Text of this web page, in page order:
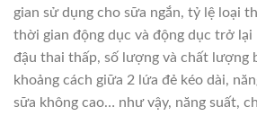
gian sử dụng cho sữa ngắn, tỷ lệ loại
thời gian động dục và động dục trở lại
đậu thai thấp, số lượng và chất lượng
khoảng cách giữa 2 lứa đẻ kéo dài,
sữa không cao… như vậy, năng suất,